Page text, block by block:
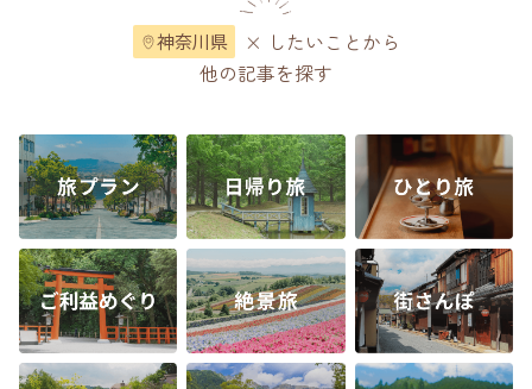
神奈川県
× したいことから
他の記事を探す